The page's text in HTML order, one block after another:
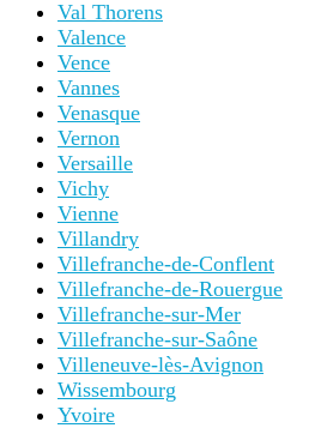
Val Thorens
Valence
Vence
Vannes
Venasque
Vernon
Versaille
Vichy
Vienne
Villandry
Villefranche-de-Conflent
Villefranche-de-Rouergue
Villefranche-sur-Mer
Villefranche-sur-Saône
Villeneuve-lès-Avignon
Wissembourg
Yvoire